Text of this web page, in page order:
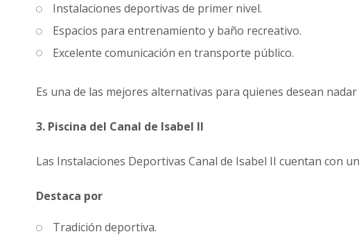
Instalaciones deportivas de primer nivel.
Espacios para entrenamiento y baño recreativo.
Excelente comunicación en transporte público.
Es una de las mejores alternativas para quienes desean
3. Piscina del Canal de Isabel II
Las Instalaciones Deportivas Canal de Isabel II cuentan con
Destaca por
Tradición deportiva.